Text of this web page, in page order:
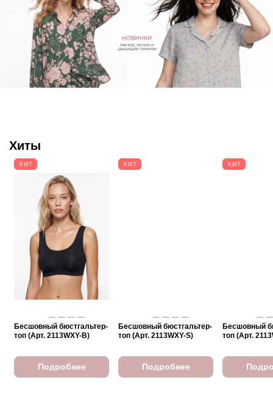
Хиты
ХИТ
Бесшовный бюстгальтер-
топ (Арт. 2113WXY-B)
Подробнее
ХИТ
Бесшовный бюстгальтер-
топ (Арт. 2113WXY-S)
Подробнее
ХИТ
Бесшовный
топ (Арт.